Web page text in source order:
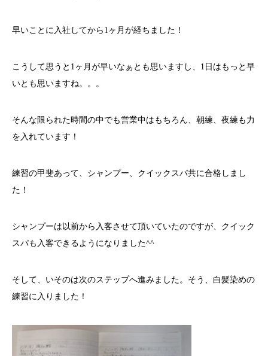
早いことに入社してから1ヶ月が経ちました！
こうして思うと1ヶ月が早いなぁとも思いますし、1日はもっと早
いとも思いますね。。。
そんな限られた時間の中でも営業中はもちろん、朝練、夜練も力
を入れています！
練習の甲斐あって、シャンプー、クイックスパ共に合格しまし
た！
シャンプーは以前から入客させて頂いていたのですが、クイック
スパも入客できるようになりました^^
そして、いそのは次のステップへ進みました。そう、白髪染めの
練習に入りました！